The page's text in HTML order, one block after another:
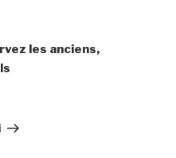
les anciens,